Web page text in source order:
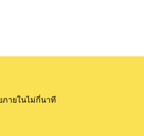
ภายในไม่กี่นาที